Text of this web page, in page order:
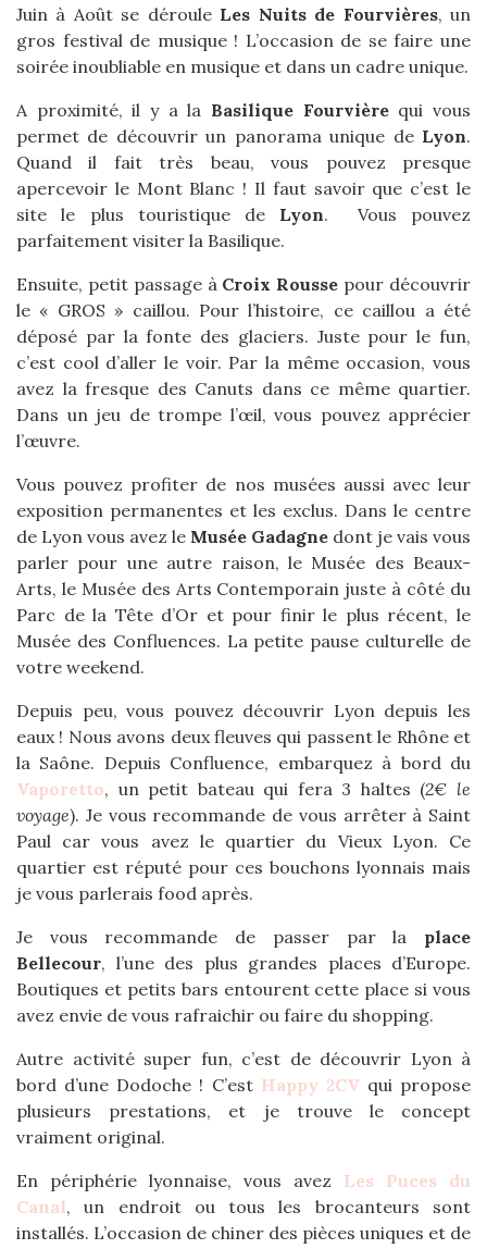
Juin à Août se déroule Les Nuits de Fourvières, un
gros festival de musique ! L’occasion de se faire une
soirée inoubliable en musique et dans un cadre unique.
A proximité, il y a la Basilique Fourvièrequi vous
permet de découvrir un panorama unique de Lyon.
Quand il fait très beau, vous pouvez presque
apercevoir le Mont Blanc ! Il faut savoir que c’est le
site le plus touristique de Lyon. Vous pouvez
parfaitement visiter la Basilique.
Ensuite, petit passage à Croix Rousse pour découvrir
le « GROS » caillou. Pour l’histoire, ce caillou a été
déposé par la fonte des glaciers. Juste pour le fun,
c’est cool d’aller le voir. Par la même occasion, vous
avez la fresque des Canuts dans ce même quartier.
Dans un jeu de trompe l’œil, vous pouvez apprécier
l’œuvre.
Vous pouvez profiter de nos musées aussi avec leur
exposition permanentes et les exclus. Dans le centre
de Lyon vous avez le Musée Gadagne dont je vais vous
parler pour une autre raison, le Musée des Beaux-
Arts, le Musée des Arts Contemporain juste à côté du
Parc de la Tête d’Or et pour finir le plus récent, le
Musée des Confluences. La petite pause culturelle de
votre weekend.
Depuis peu, vous pouvez découvrir Lyon depuis les
eaux ! Nous avons deux fleuves qui passent le Rhône et
la Saône. Depuis Confluence, embarquez à bord du
Vaporetto, un petit bateau qui fera 3 haltes (2€ le
voyage). Je vous recommande de vous arrêter à Saint
Paul car vous avez le quartier du Vieux Lyon. Ce
quartier est réputé pour ces bouchons lyonnais mais
je vous parlerais food après.
Je vous recommande de passer par la place
Bellecour, l’une des plus grandes places d’Europe.
Boutiques et petits bars entourent cette place si vous
avez envie de vous rafraichir ou faire du shopping.
Autre activité super fun, c’est de découvrir Lyon à
bord d’une Dodoche ! C’est Happy 2CVqui propose
plusieurs prestations, et je trouve le concept
vraiment original.
En périphérie lyonnaise, vous avez Les Puces du
Canal, un endroit ou tous les brocanteurs sont
installés. L’occasion de chiner des pièces uniques et de